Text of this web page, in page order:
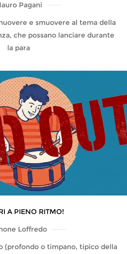
Pagani
e smuovere al tema della
che possano lanciare durante
la para
A PIENO RITMO!
Loffredo
(profondo o timpano, tipico della